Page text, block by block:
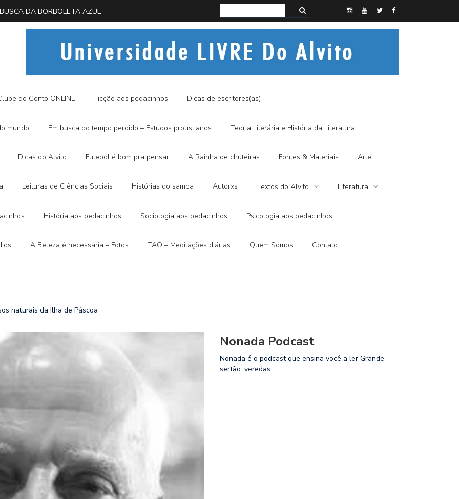
do Conto ONLINE Ficção aos pedacinhos Dicas de escritores(as)
mundo Em busca do tempo perdido – Estudos proustianos Teoria Literária e História da Literatura
Dicas do Alvito Futebol é bom pra pensar A Rainha de chuteiras Fontes & Materiais Arte
Leituras de Ciências Sociais Histórias do samba Autorxs Textos do Alvito Literatura
História aos pedacinhos Sociologia aos pedacinhos Psicologia aos pedacinhos
A Beleza é necessária – Fotos TAO – Meditações diárias Quem Somos Contato
naturais da Ilha de Páscoa
Nonada Podcast
Nonada é o podcast que ensina você a ler Grande
sertão: veredas